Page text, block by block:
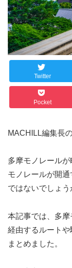
Twitter
Pocket
MACHILL編集長
多摩モノレール
モノレールが開
ではないでしょう
本記事では、多摩
経由するルートや
まとめました。